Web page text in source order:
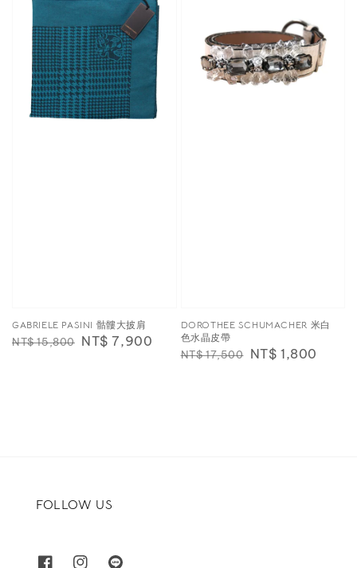
GABRIELE PASINI 骷髏大披肩
Regular
NT$ 15,800 Sale
NT$ 7,900
DOROTHEE SCHUMACHER 米白
色水晶皮帶
Regular
NT$ 17,500 Sale
NT$ 1,800
FOLLOW US